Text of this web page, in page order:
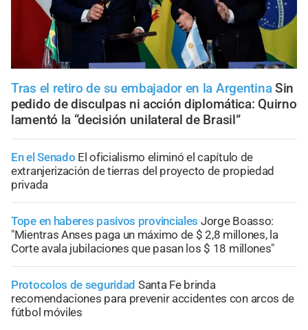
Tras el retiro de su embajador en la Argentina Sin
pedido de disculpas ni acción diplomática: Quirno
lamentó la “decisión unilateral de Brasil”
En el Senado El oficialismo eliminó el capítulo de
extranjerización de tierras del proyecto de propiedad
privada
Tope en haberes pasivos provinciales Jorge Boasso:
"Mientras Anses paga un máximo de $ 2,8 millones, la
Corte avala jubilaciones que pasan los $ 18 millones"
Protocolos de seguridad Santa Fe brinda
recomendaciones para prevenir accidentes con arcos de
fútbol móviles